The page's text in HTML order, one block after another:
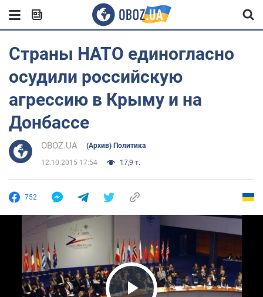
Страны НАТО единогласно
осудили российскую
агрессию в Крыму и на
Донбассе
OBOZ.UA (Архив) Политика
12.10.2015 17:54 17,9 т.
752